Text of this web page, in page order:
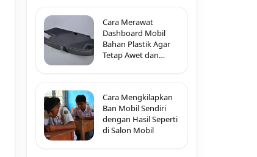
Cara Merawat
Dashboard Mobil
Bahan Plastik Agar
Tetap Awet dan
Cara Mengkilapkan
Ban Mobil Sendiri
dengan Hasil Seperti
di Salon Mobil